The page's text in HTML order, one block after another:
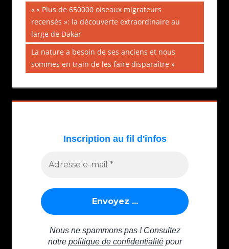
Navigation
de
l’article
Publication
précédente :
« Plus de 650000 oiseaux migrateurs
recensés »: la découverte extraordinaire au
large de Dakar
Publication
suivante :
La nature a besoin de ses anciens et nous
sommes en train de les faire disparaître